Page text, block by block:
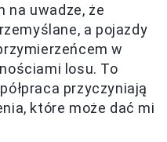
na uwadze, że
a pojazdy
w
losu. To
przyczyniają
które może dać mi